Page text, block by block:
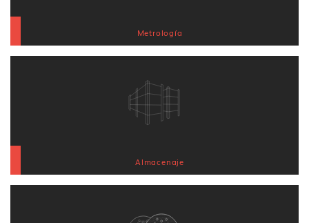
Metrología
Almacenaje